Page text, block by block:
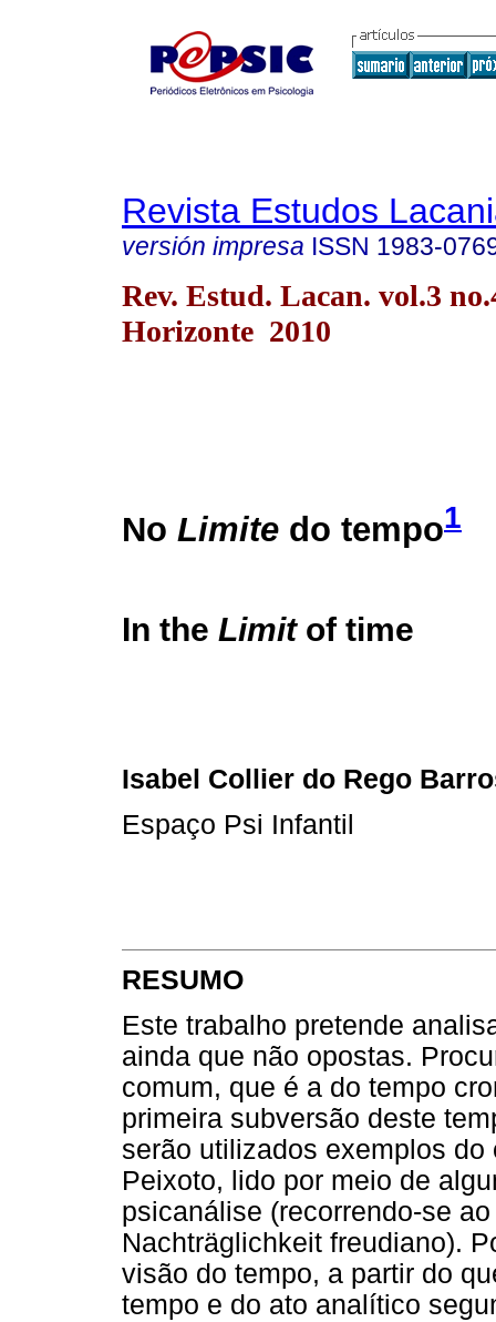
Revista Estudos
versión impresa ISSN 1983-
Rev. Estud. Lacan. vol.3
Horizonte 2010
No Limite do tempo1
In the Limit of time
Isabel Collier do Rego
Espaço Psi Infantil
RESUMO
Este trabalho pretende
ainda que não opostas.
comum, que é a do tempo
primeira subversão deste
serão utilizados exemplos
Peixoto, lido por meio de
psicanálise (recorrendo-se
Nachträglichkeit freudiano).
visão do tempo, a partir do
tempo e do ato analítico